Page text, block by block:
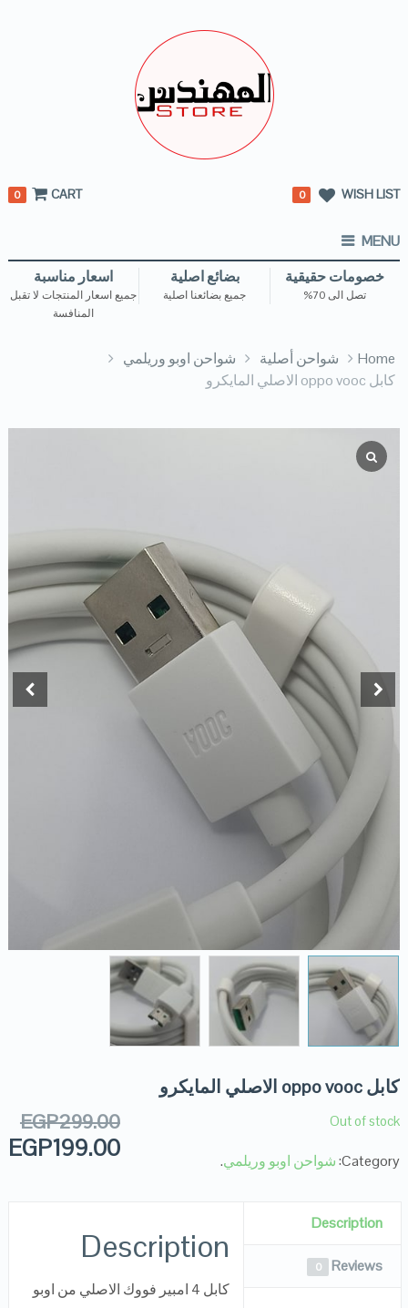
WISH LIST
0
CART
0
MENU
خصومات حقيقية
تصل الى 70%
بضائع اصلية
جميع بضائعنا اصلية
اسعار مناسبة
جميع اسعار المنتجات لا تقبل
المنافسة
Home شواحن أصلية
شواحن اوبو وريلمي
كابل oppo vooc الاصلي المايكرو
كابل oppo vooc الاصلي المايكرو
EGP299.00
EGP199.00
Out of stock
Category: شواحن اوبو وريلمي.
Description
Reviews
0
Description
كابل 4 امبير فووك الاصلي من اوبو